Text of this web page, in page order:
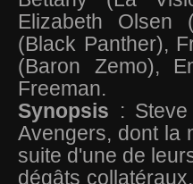
Elizabeth Olsen
(Black Panther),
(Baron Zemo),
Freeman.
Synopsis :
Avengers, dont la
suite d'une de
dégâts